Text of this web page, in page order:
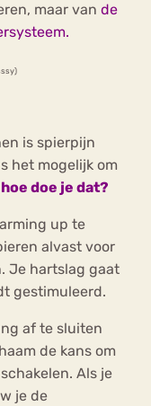
maar van de
is spierpijn
het mogelijk om
hoe doe je dat?
up te
alvast voor
Je hartslag gaat
gestimuleerd.
af te sluiten
de kans om
Als je
je de